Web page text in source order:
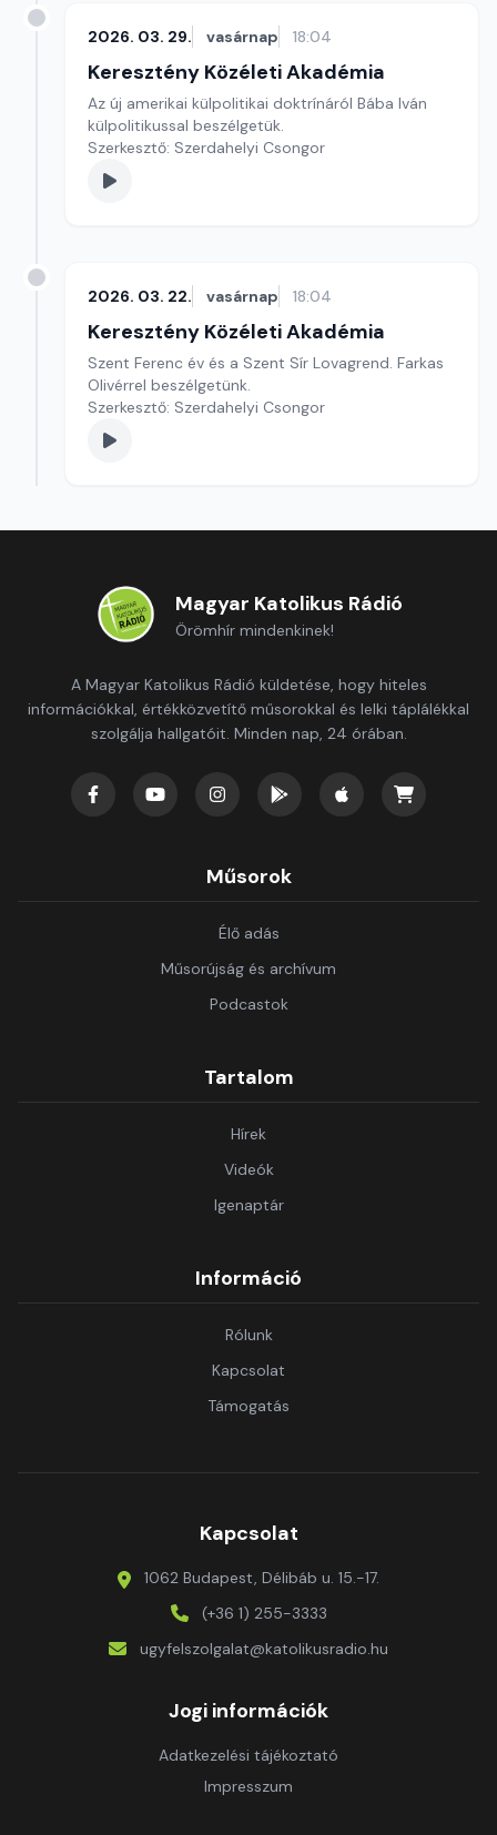
2026. 03. 29. vasárnap 18:04
Keresztény Közéleti Akadémia
Az új amerikai külpolitikai doktrínáról Bába Iván
külpolitikussal beszélgetük.
Szerkesztő: Szerdahelyi Csongor
2026. 03. 22. vasárnap 18:04
Keresztény Közéleti Akadémia
Szent Ferenc év és a Szent Sír Lovagrend. Farkas
Olivérrel beszélgetünk.
Szerkesztő: Szerdahelyi Csongor
Magyar Katolikus Rádió
Örömhír mindenkinek!
A Magyar Katolikus Rádió küldetése, hogy hiteles
információkkal, értékközvetítő műsorokkal és lelki táplálékkal
szolgálja hallgatóit. Minden nap, 24 órában.
Műsorok
Élő adás
Műsorújság és archívum
Podcastok
Tartalom
Hírek
Videók
Igenaptár
Információ
Rólunk
Kapcsolat
Támogatás
Kapcsolat
1062 Budapest, Délibáb u. 15.-17.
(+36 1) 255-3333
ugyfelszolgalat@katolikusradio.hu
Jogi információk
Adatkezelési tájékoztató
Impresszum